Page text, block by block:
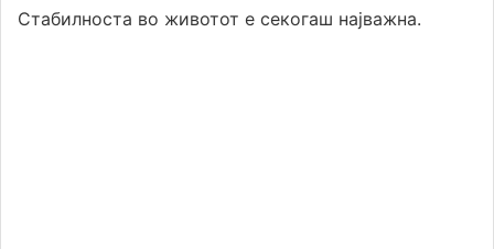
Стабилноста во животот е секогаш најважна.